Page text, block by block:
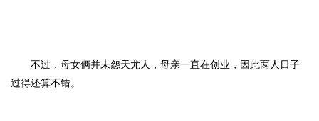
不过，母女俩并未怨天尤人，母亲一直在创业，因此两人日子
过得还算不错。